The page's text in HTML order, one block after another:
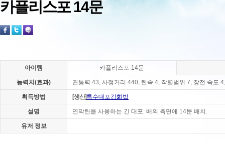
카플리스포 14문
아이템 카플리스포 14문
능력치(효과) 관통력 43, 사정거리 440, 탄속 4, 작렬범위 7, 장전 속도
획득방법 [생산]특수대포강화법
설명 연막탄을 사용하는 긴 대포. 배의 측면에 14문 배치.
유저 정보